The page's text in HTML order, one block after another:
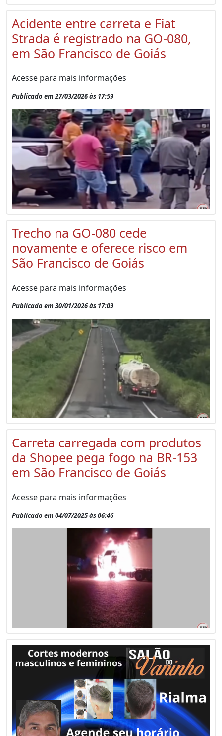
Acidente entre carreta e Fiat
Strada é registrado na GO-080,
em São Francisco de Goiás
Acesse para mais informações
Publicado em 27/03/2026 às 17:59
Trecho na GO-080 cede
novamente e oferece risco em
São Francisco de Goiás
Acesse para mais informações
Publicado em 30/01/2026 às 17:09
Carreta carregada com produtos
da Shopee pega fogo na BR-153
em São Francisco de Goiás
Acesse para mais informações
Publicado em 04/07/2025 às 06:46